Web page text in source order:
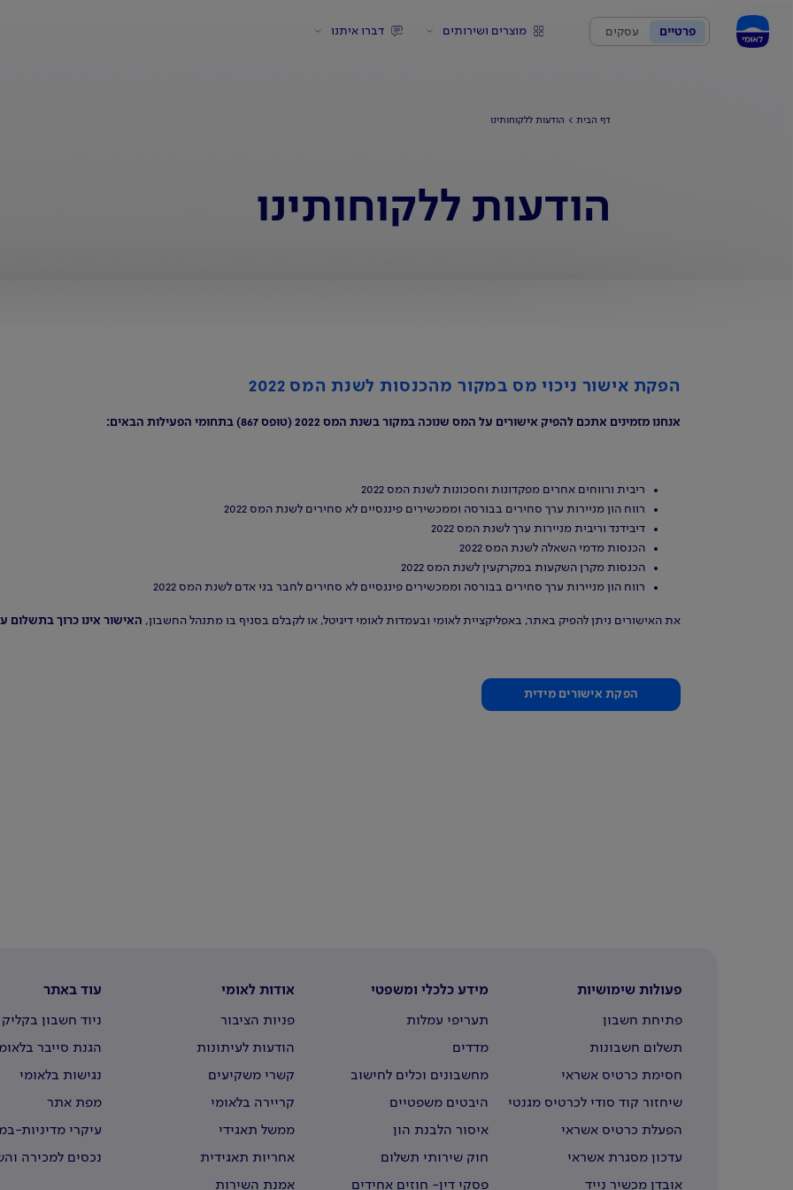
פרטיים עסקים מוצרים ושירותים דברו איתנו
דף הבית הודעות ללקוחותינו
הודעות ללקוחותינו
הפקת אישור ניכוי מס במקור מהכנסות לשנת המס 2022
אנחנו מזמינים אתכם להפיק אישורים על המס שנוכה במקור בשנת המס 2022 (טופס 867) בתחומי הפעילות הבאים:
ריבית ורווחים אחרים מפקדונות וחסכונות לשנת המס 2022
רווח הון מניירות ערך סחירים בבורסה וממכשירים פיננסיים לא סחירים לשנת המס 2022
דיבידנד וריבית מניירות ערך לשנת המס 2022
הכנסות מדמי השאלה לשנת המס 2022
הכנסות מקרן השקעות במקרקעין לשנת המס 2022
רווח הון מניירות ערך סחירים בבורסה וממכשירים פיננסיים לא סחירים לחבר בני אדם לשנת המס 2022
את האישורים ניתן להפיק באתר, באפליקציית לאומי ובעמדות לאומי דיגיטל, או לקבלם בסניף בו מתנהל החשבון, האישור אינו כרוך בתשלום
הפקת אישורים מידית
פעולות שימושיות
פתיחת חשבון
תשלום חשבונות
חסימת כרטיס אשראי
שיחזור קוד סודי לכרטיס מגנטי
הפעלת כרטיס אשראי
עדכון מסגרת אשראי
אובדן מכשיר נייד
מידע כלכלי ומשפטי
תעריפי עמלות
מדדים
מחשבונים וכלים לחישוב
היבטים משפטיים
איסור הלבנת הון
חוק שירותי תשלום
פסקי דין- חוזים אחידים
אודות לאומי
פניות הציבור
הודעות לעיתונות
קשרי משקיעים
קריירה בלאומי
ממשל תאגידי
אחריות תאגידית
אמנת השירות
עוד באתר
ניוד חשבון בקליק
הגנת סייבר
נגישות בלאומי
מפת אתר
עיקרי מדיניות-
נכסים למכירה